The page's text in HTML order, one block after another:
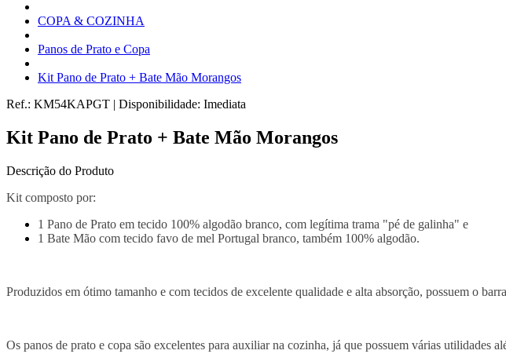
COPA & COZINHA
Panos de Prato e Copa
Kit Pano de Prato + Bate Mão Morangos
Ref.: KM54KAPGT | Disponibilidade: Imediata
Kit Pano de Prato + Bate Mão Morangos
Descrição do Produto
Kit composto por:
1 Pano de Prato em tecido 100% algodão branco, com legítima trama "pé de galinha" e
1 Bate Mão com tecido favo de mel Portugal branco, também 100% algodão.
Produzidos em ótimo tamanho e com tecidos de excelente qualidade e alta absorção, possuem o
Os panos de prato e copa são excelentes para auxiliar na cozinha, já que possuem várias utilidades